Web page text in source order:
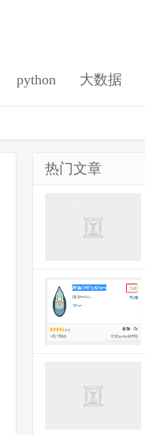
python 大数据
热门文章